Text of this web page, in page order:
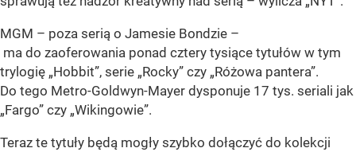
MGM – poza serią o Jamesie Bondzie –
ma do zaoferowania ponad cztery tysiące tytułów w tym
trylogię „Hobbit”, serie „Rocky” czy „Różowa pantera”.
Do tego Metro-Goldwyn-Mayer dysponuje 17 tys. seriali jak
„Fargo” czy „Wikingowie”.
Teraz te tytuły będą mogły szybko dołączyć do kolekcji